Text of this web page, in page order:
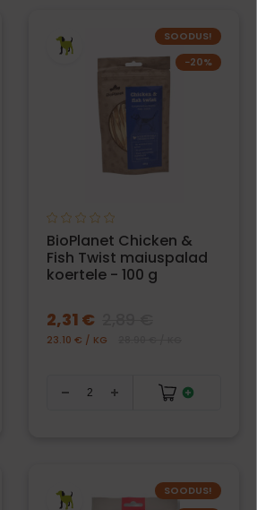
SOODUS!
−20%
BioPlanet Chicken &
Fish Twist maiuspalad
koertele - 100 g
2,31 €
23.10 € / KG
SOODUS!